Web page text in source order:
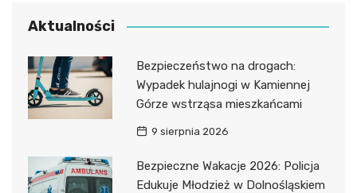
Aktualności
Bezpieczeństwo na drogach:
Wypadek hulajnogi w Kamiennej
Górze wstrząsa mieszkańcami
9 sierpnia 2026
Bezpieczne Wakacje 2026: Policja
Edukuje Młodzież w Dolnośląskiem